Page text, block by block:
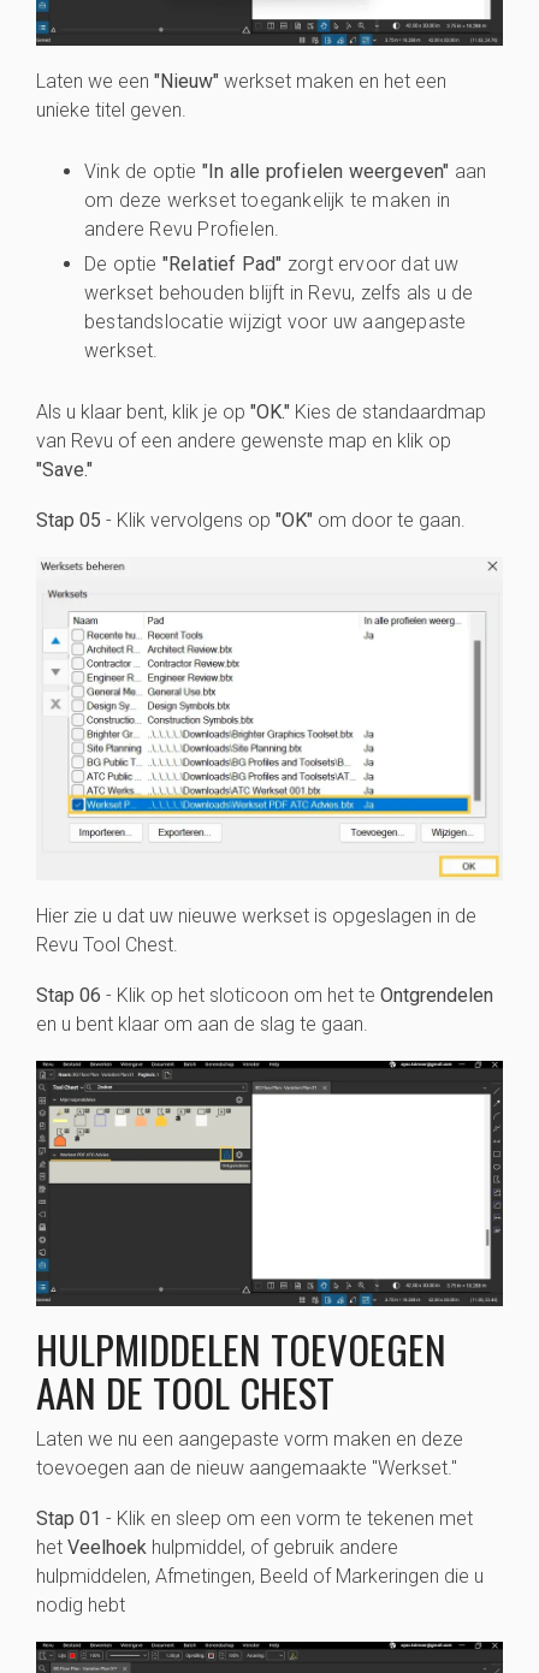
Laten we een "Nieuw" werkset maken en het een
unieke titel geven.
Vink de optie "In alle profielen weergeven" aan
om deze werkset toegankelijk te maken in
andere Revu Profielen.
De optie "Relatief Pad" zorgt ervoor dat uw
werkset behouden blijft in Revu, zelfs als u de
bestandslocatie wijzigt voor uw aangepaste
werkset.
Als u klaar bent, klik je op "OK." Kies de standaardmap
van Revu of een andere gewenste map en klik op
"Save."
Stap 05 - Klik vervolgens op "OK" om door te gaan.
Hier zie u dat uw nieuwe werkset is opgeslagen in de
Revu Tool Chest.
Stap 06 - Klik op het sloticoon om het te Ontgrendelen
en u bent klaar om aan de slag te gaan.
HULPMIDDELEN TOEVOEGEN
AAN DE TOOL CHEST
Laten we nu een aangepaste vorm maken en deze
toevoegen aan de nieuw aangemaakte "Werkset."
Stap 01 - Klik en sleep om een vorm te tekenen met
het Veelhoek hulpmiddel, of gebruik andere
hulpmiddelen, Afmetingen, Beeld of Markeringen die u
nodig hebt